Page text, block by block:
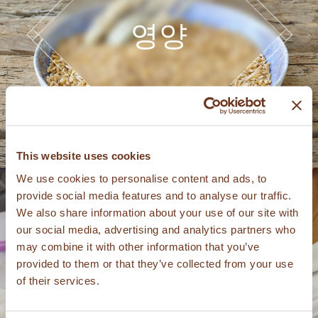
This website uses cookies
We use cookies to personalise content and ads, to
provide social media features and to analyse our traffic.
We also share information about your use of our site with
our social media, advertising and analytics partners who
may combine it with other information that you’ve
provided to them or that they’ve collected from your use
of their services.
영양